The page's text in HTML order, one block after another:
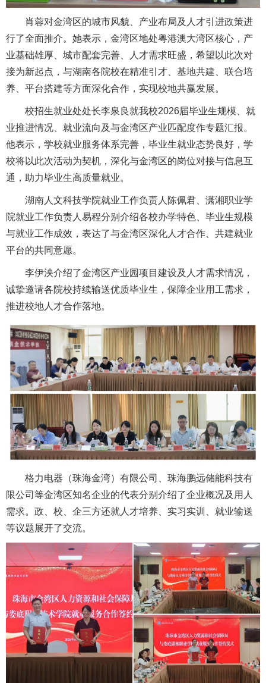
肖蓉对金湾区的城市风貌、产业布局及人才引进政策进
行了全面推介。她表示，金湾区地处粤港澳大湾区核心，产
业基础雄厚、城市配套完善、人才需求旺盛，希望以此次对
接为新起点，与湖南各院校在精准引才、基地共建、联合培
养、平台搭建等方面深化合作，实现校地共赢发展。
校招生就业处处长李泉良就我校2026届毕业生规模、就
业推进情况、就业流向及与金湾区产业匹配度作专题汇报。
他表示，学校就业服务体系完善，毕业生就业态势良好，学
校将以此次活动为契机，深化与金湾区的岗位对接与信息互
通，助力毕业生高质量就业。
湖南人文科技学院就业工作负责人陈佩君、潇湘职业学
院就业工作负责人易程分别介绍各校办学特色、毕业生规模
与就业工作成效，表达了与金湾区深化人才合作、共建就业
平台的共同意愿。
李伊泱介绍了金湾区产业园项目建设及人才需求情况，
诚挚邀请各院校持续输送优质毕业生，保障企业用工需求，
推进校地人才合作落地。
格力电器（珠海金湾）有限公司、珠海鹏远储能科技有
限公司等金湾区知名企业的代表分别介绍了企业概况及用人
需求。政、校、企三方还就人才培养、实习实训、就业输送
等议题展开了交流。